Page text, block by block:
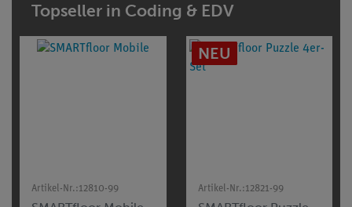
Topseller in Coding & EDV
Artikel-Nr.:12810-99
NEU
Artikel-Nr.:12821-99